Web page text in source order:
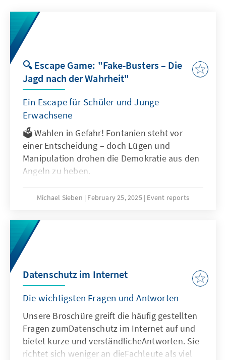
🔍 Escape Game: "Fake-Busters – Die
Jagd nach der Wahrheit"
Ein Escape für Schüler und Junge
Erwachsene
🗳 Wahlen in Gefahr! Fontanien steht vor
einer Entscheidung – doch Lügen und
Manipulation drohen die Demokratie aus den
Angeln zu heben.
Michael Sieben February 25, 2025 Event reports
Datenschutz im Internet
Die wichtigsten Fragen und Antworten
Unsere Broschüre greift die häufig gestellten
Fragen zumDatenschutz im Internet auf und
bietet kurze und verständlicheAntworten. Sie
richtet sich weniger an dieFachleute als viel